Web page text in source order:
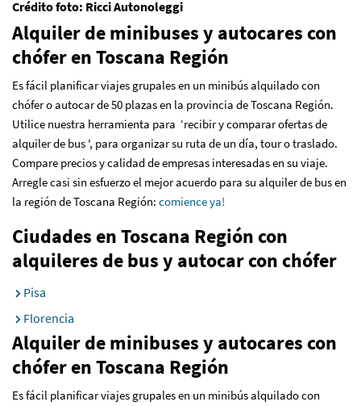
Crédito foto: Ricci Autonoleggi
Alquiler de minibuses y autocares con
chófer en Toscana Región
Es fácil planificar viajes grupales en un minibús alquilado con
chófer o autocar de 50 plazas en la provincia de Toscana Región.
Utilice nuestra herramienta para ‘recibir y comparar ofertas de
alquiler de bus ', para organizar su ruta de un día, tour o traslado.
Compare precios y calidad de empresas interesadas en su viaje.
Arregle casi sin esfuerzo el mejor acuerdo para su alquiler de bus en
la región de Toscana Región: comience ya!
Ciudades en Toscana Región con
alquileres de bus y autocar con chófer
Pisa
Florencia
Alquiler de minibuses y autocares con
chófer en Toscana Región
Es fácil planificar viajes grupales en un minibús alquilado con